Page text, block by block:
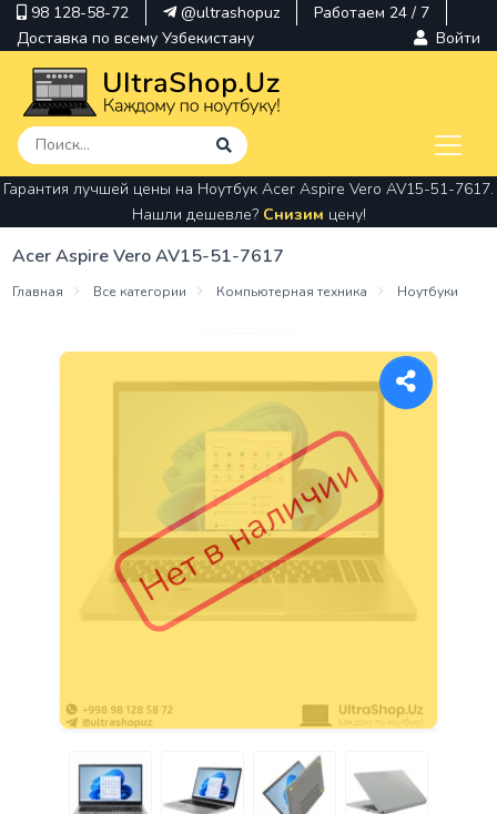
98 128-58-72 @ultrashopuz
Работаем 24 / 7
Доставка по всему Узбекистану
Войти
pavilion
kindle
envy
Гарантия лучшей цены на Ноутбук Acer Aspire Vero AV15-51-7617.
Нашли дешевле? Снизим цену!
Acer Aspire Vero AV15-51-7617
Главная Все категории Компьютерная техника Ноутбуки
Нет в наличии